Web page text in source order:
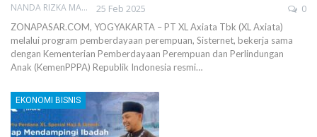
NANDA RIZKA MAHENDRA 25 Feb 2025 0
ZONAPASAR.COM, YOGYAKARTA – PT XL Axiata Tbk (XL Axiata)
melalui program pemberdayaan perempuan, Sisternet, bekerja sama
dengan Kementerian Pemberdayaan Perempuan dan Perlindungan
Anak (KemenPPPA) Republik Indonesia resmi…
EKONOMI BISNIS